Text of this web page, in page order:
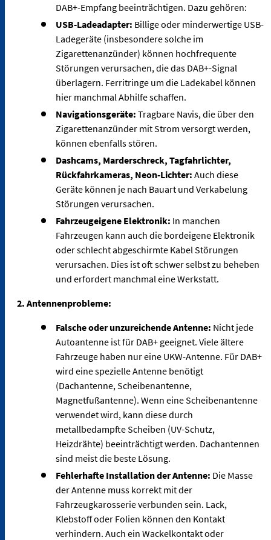
DAB+-Empfang beeinträchtigen. Dazu gehören:
USB-Ladeadapter: Billige oder minderwertige USB-
Ladegeräte (insbesondere solche im
Zigarettenanzünder) können hochfrequente
Störungen verursachen, die das DAB+-Signal
überlagern. Ferritringe um die Ladekabel können
hier manchmal Abhilfe schaffen.
Navigationsgeräte: Tragbare Navis, die über den
Zigarettenanzünder mit Strom versorgt werden,
können ebenfalls stören.
Dashcams, Marderschreck, Tagfahrlichter,
Rückfahrkameras, Neon-Lichter: Auch diese
Geräte können je nach Bauart und Verkabelung
Störungen verursachen.
Fahrzeugeigene Elektronik: In manchen
Fahrzeugen kann auch die bordeigene Elektronik
oder schlecht abgeschirmte Kabel Störungen
verursachen. Dies ist oft schwer selbst zu beheben
und erfordert manchmal eine Werkstatt.
2. Antennenprobleme:
Falsche oder unzureichende Antenne: Nicht jede
Autoantenne ist für DAB+ geeignet. Viele ältere
Fahrzeuge haben nur eine UKW-Antenne. Für DAB+
wird eine spezielle Antenne benötigt
(Dachantenne, Scheibenantenne,
Magnetfußantenne). Wenn eine Scheibenantenne
verwendet wird, kann diese durch
metallbedampfte Scheiben (UV-Schutz,
Heizdrähte) beeinträchtigt werden. Dachantennen
sind meist die beste Lösung.
Fehlerhafte Installation der Antenne: Die Masse
der Antenne muss korrekt mit der
Fahrzeugkarosserie verbunden sein. Lack,
Klebstoff oder Folien können den Kontakt
verhindern. Auch ein Wackelkontakt oder